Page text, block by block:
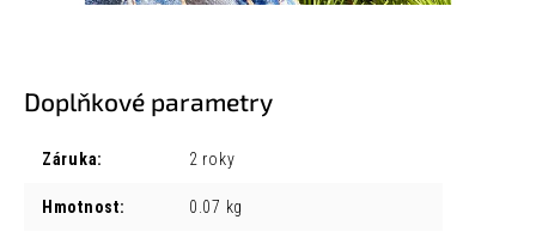
Doplňkové parametry
Záruka: 2 roky
Hmotnost: 0.07 kg